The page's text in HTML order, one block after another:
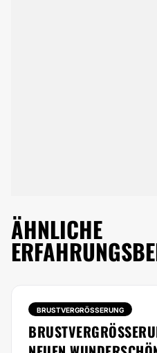
ÄHNLICHE
BRUSTVERGRÖSSERUNG